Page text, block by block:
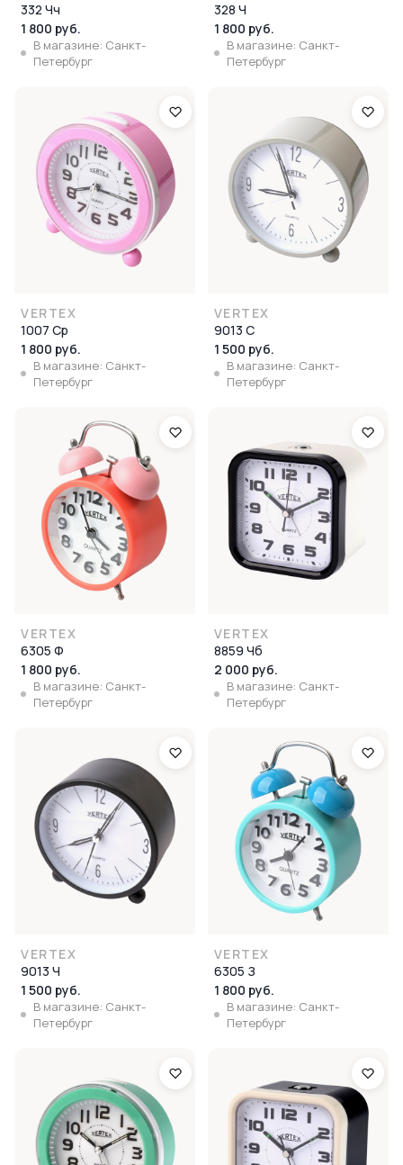
332 Чч
1 800 руб.
В магазине: Санкт-
Петербург
328 Ч
1 800 руб.
В магазине: Санкт-
Петербург
VERTEX
1007 Ср
1 800 руб.
В магазине: Санкт-
Петербург
VERTEX
9013 С
1 500 руб.
В магазине: Санкт-
Петербург
VERTEX
6305 Ф
1 800 руб.
В магазине: Санкт-
Петербург
VERTEX
8859 Чб
2 000 руб.
В магазине: Санкт-
Петербург
VERTEX
9013 Ч
1 500 руб.
В магазине: Санкт-
Петербург
VERTEX
6305 З
1 800 руб.
В магазине: Санкт-
Петербург